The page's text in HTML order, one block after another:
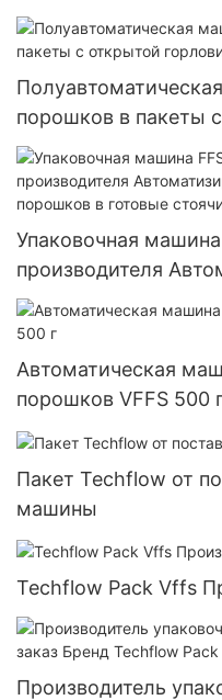
для банок колы
порошков в пакеты
Упаковочная
производителя
для упаковки
мешки
Автоматическая
порошков VFFS 500
Пакет Techflow от
машины
Techflow Pack Vffs
Производитель